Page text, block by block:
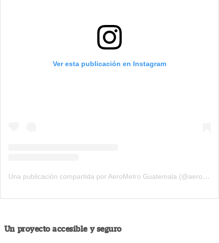
Ver esta publicación en Instagram
Una publicación compartida por AeroMetro Guatemala (@aerometrogt)
Un proyecto accesible y seguro